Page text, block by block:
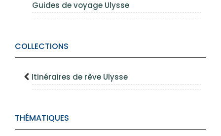
Guides de voyage Ulysse
COLLECTIONS
Itinéraires de rêve Ulysse
THÉMATIQUES